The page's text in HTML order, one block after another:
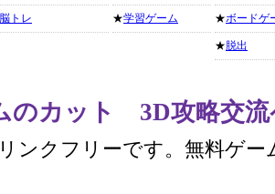
脳トレ ★学習ゲーム ★ボードゲ
★ 脱出
のカット 3D攻略交流
ンクフリーです。無料ゲー